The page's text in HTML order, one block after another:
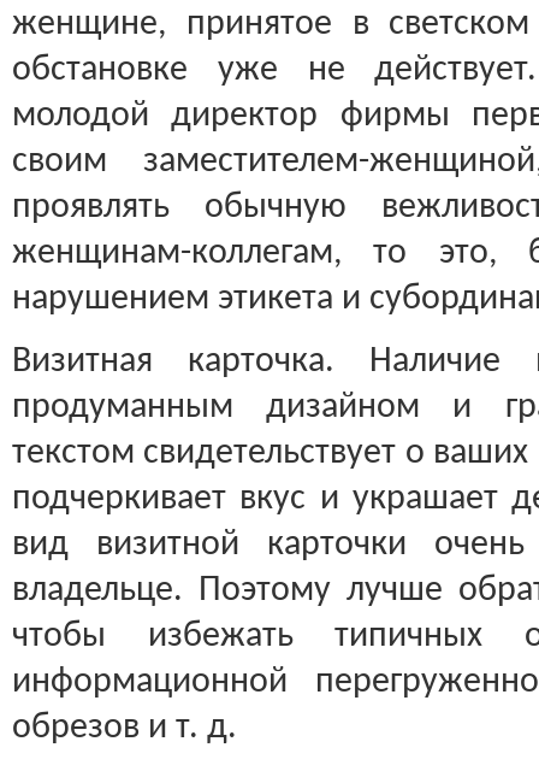
женщине, принятое в
обстановке уже не
молодой директор фирмы
своим заместителем-
проявлять обычную
женщинам-коллегам, то это,
нарушением этикета и
Визитная карточка. Наличие
продуманным дизайном и
текстом свидетельствует о
подчеркивает вкус и украшает
вид визитной карточки
владельце. Поэтому лучше
чтобы избежать типичных
информационной
обрезов и т. д.